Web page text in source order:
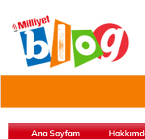
Ana Sayfam